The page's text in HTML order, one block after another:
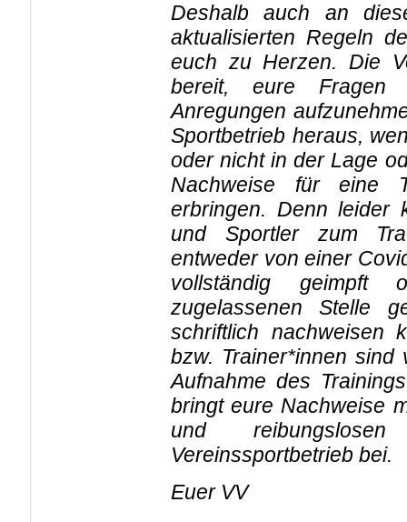
Deshalb auch an
aktualisierten Regeln
euch zu Herzen. Die
bereit, eure Fragen
Anregungen
Sportbetrieb heraus,
oder nicht in der Lage
Nachweise für eine
erbringen. Denn leider
und Sportler zum
entweder von einer
vollständig geimpft
zugelassenen Stelle
schriftlich nachweisen
bzw. Trainer*innen sind
Aufnahme des
bringt eure Nachweise
und
Vereinssportbetrieb bei.
Euer VV